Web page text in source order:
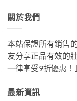
關於我們
本站保證所有銷售
友分享正品有效的
一律享受9折優惠！
最新資訊